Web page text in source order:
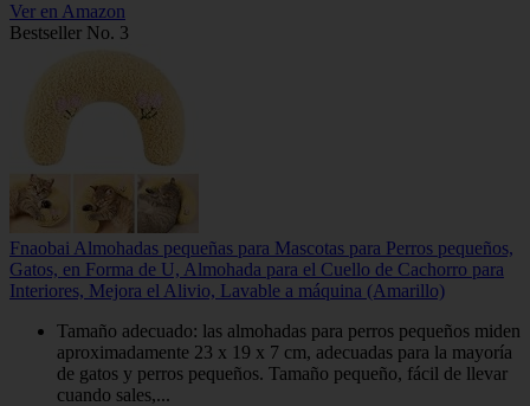
Ver en Amazon
Bestseller No. 3
Fnaobai Almohadas pequeñas para Mascotas para Perros pequeños,
Gatos, en Forma de U, Almohada para el Cuello de Cachorro para
Interiores, Mejora el Alivio, Lavable a máquina (Amarillo)
Tamaño adecuado: las almohadas para perros pequeños miden
aproximadamente 23 x 19 x 7 cm, adecuadas para la mayoría
de gatos y perros pequeños. Tamaño pequeño, fácil de llevar
cuando sales,...